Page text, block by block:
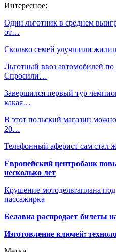
Интересное:
Один льготник в среднем
от…
Сколько семей улучшили
Льготный ввоз автомобилей по
Спросили…
Завершился первый тур
какая…
В этот польский магазин
20…
Телефонный аферист сам стал
Европейский центробанк
несколько лет
Крушение мотодельтаплана
пассажирка
Белавиа распродает билеты
Изготовление ключей: